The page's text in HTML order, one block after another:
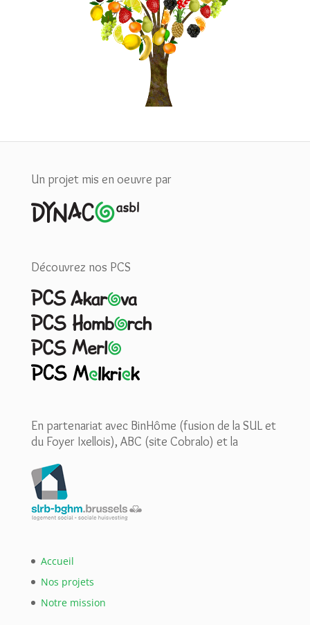
Projet budget participatif : Plantation des arbres
fruitiers à la plaine de la Gazelle
Un projet mis en oeuvre par
Découvrez nos PCS
En partenariat avec BinHôme (fusion de la SUL et
du Foyer Ixellois), ABC (site Cobralo) et la
Accueil
Nos projets
Notre mission